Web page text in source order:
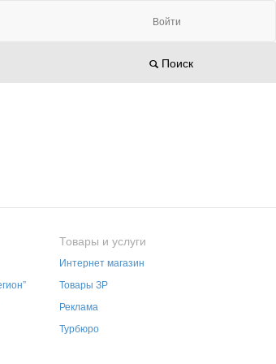
Войти
Поиск
Товары и услуги
Интернет магазин
Товары ЗР
Реклама
Турбюро